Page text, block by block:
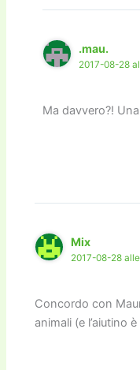
.mau.
2017-08-28
Ma davvero?!
Mix
2017-08-28
Concordo con
animali (e l’aiutino